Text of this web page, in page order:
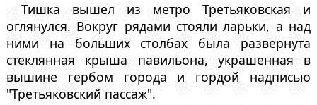
Тишка вышел из метро Третьяковская и
оглянулся. Вокруг рядами стояли ларьки, а над
ними на больших столбах была развернута
стеклянная крыша павильона, украшенная в
вышине гербом города и гордой надписью
"Третьяковский пассаж".